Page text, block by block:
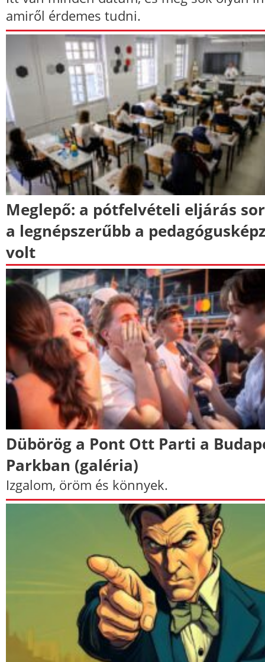
amiről érdemes tudni.
Meglepő: a pótfelvételi eljárás
a legnépszerűbb a
volt
Dübörög a Pont Ott Parti a
Parkban (galéria)
Izgalom, öröm és könnyek.